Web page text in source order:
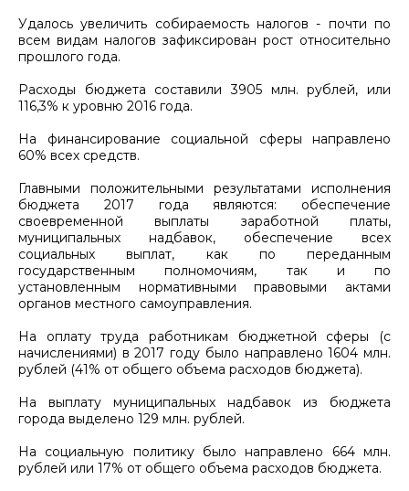
Удалось увеличить собираемость налогов - почти по
всем видам налогов зафиксирован рост относительно
прошлого года.
Расходы бюджета составили 3905 млн. рублей, или
116,3% к уровню 2016 года.
На финансирование социальной сферы направлено
60% всех средств.
Главными положительными результатами исполнения
бюджета 2017 года являются: обеспечение
своевременной выплаты заработной платы,
муниципальных надбавок, обеспечение всех
социальных выплат, как по переданным
государственным полномочиям, так и по
установленным нормативными правовыми актами
органов местного самоуправления.
На оплату труда работникам бюджетной сферы (с
начислениями) в 2017 году было направлено 1604 млн.
рублей (41% от общего объема расходов бюджета).
На выплату муниципальных надбавок из бюджета
города выделено 129 млн. рублей.
На социальную политику было направлено 664 млн.
рублей или 17% от общего объема расходов бюджета.